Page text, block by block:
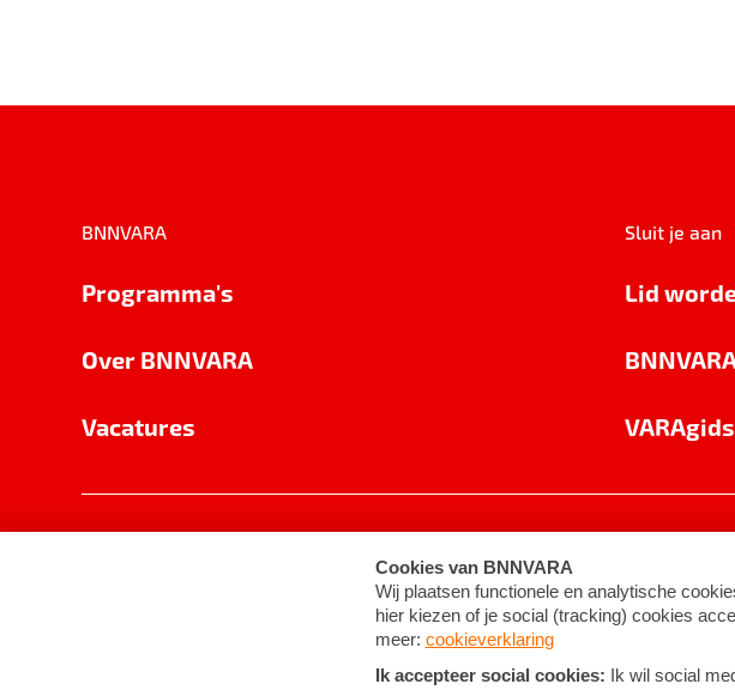
BNNVARA
Programma's
Over BNNVARA
Vacatures
Sluit je aan
Lid
VARAgids
Cookie-instellingen Algemene voorwaarden ©